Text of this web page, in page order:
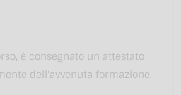
è consegnato un attestato
dell'avvenuta formazione.